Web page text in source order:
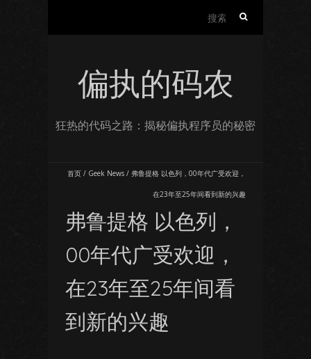
偏执的码农
狂热的代码之路：揭秘偏执程序员的秘密
首页 / Geek News / 弗鲁提格 以色列，00年代广受欢迎，
在23年至25年间看到新的兴趣
弗鲁提格 以色列，
00年代广受欢迎，
在23年至25年间看
到新的兴趣